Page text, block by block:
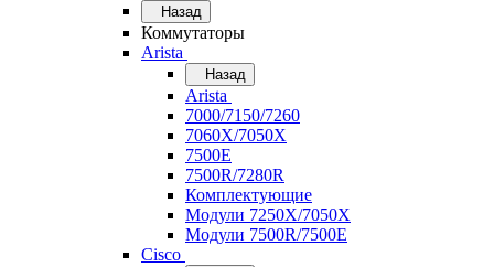
Назад
Коммутаторы
Arista
Назад
Arista
7000/7150/7260
7060X/7050X
7500E
7500R/7280R
Комплектующие
Модули 7250X/7050X
Модули 7500R/7500E
Cisco